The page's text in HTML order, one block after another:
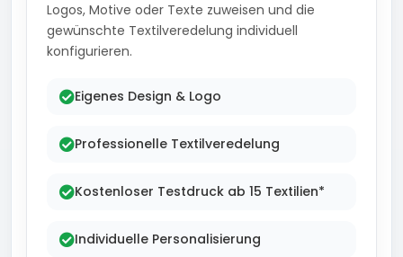
Logos, Motive oder Texte zuweisen und die
gewünschte Textilveredelung individuell
konfigurieren.
Eigenes Design & Logo
Professionelle Textilveredelung
Kostenloser Testdruck ab 15 Textilien*
Individuelle Personalisierung